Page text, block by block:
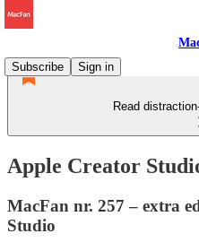
Subscribe
Sign in
Read
Apple Creator
MacFan nr. 257 – extra
Studio